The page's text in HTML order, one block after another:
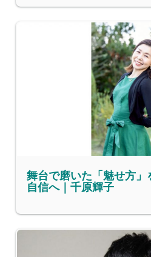
舞台で磨いた「魅せ方」
自信へ｜千原輝子